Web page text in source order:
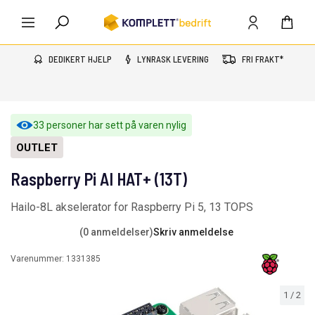
DEDIKERT HJELP LYNRASK LEVERING FRI FRAKT*
33 personer har sett på varen nylig
1 / 2
OUTLET
Raspberry Pi AI HAT+ (13T)
Hailo-8L akselerator for Raspberry Pi 5, 13 TOPS
(0 anmeldelser)Skriv anmeldelse
Varenummer: 1331385